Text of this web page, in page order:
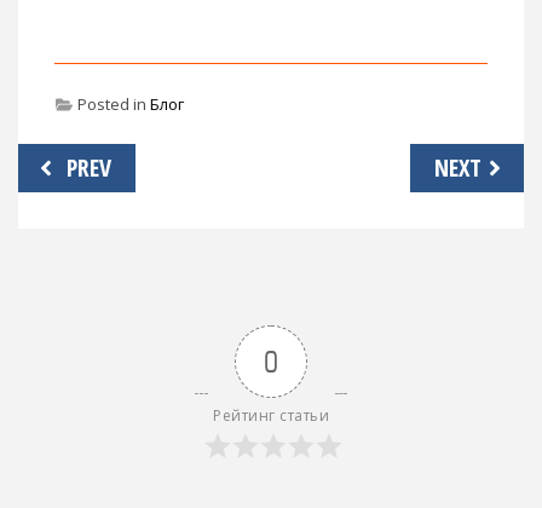
Posted in Блог
Навигация
по
PREV NEXT
0
Рейтинг статьи